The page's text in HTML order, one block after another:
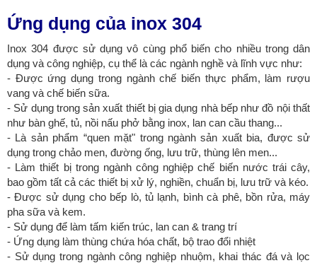
Ứng dụng của inox 304
Inox 304 được sử dụng vô cùng phổ biến cho nhiều trong dân
dụng và công nghiệp, cụ thể là các ngành nghề và lĩnh vực như:
- Được ứng dụng trong ngành chế biến thực phẩm, làm rượu
vang và chế biến sữa.
- Sử dụng trong sản xuất thiết bị gia dụng nhà bếp như đồ nội thất
như bàn ghế, tủ, nồi nấu phở bằng inox, lan can cầu thang...
- Là sản phẩm “quen mặt" trong ngành sản xuất bia, được sử
dụng trong chảo men, đường ống, lưu trữ, thùng lên men...
- Làm thiết bị trong ngành công nghiệp chế biến nước trái cây,
bao gồm tất cả các thiết bị xử lý, nghiền, chuẩn bị, lưu trữ và kéo.
- Được sử dụng cho bếp lò, tủ lạnh, bình cà phê, bồn rửa, máy
pha sữa và kem.
- Sử dụng để làm tấm kiến trúc, lan can & trang trí
- Ứng dụng làm thùng chứa hóa chất, bộ trao đổi nhiệt
- Sử dụng trong ngành công nghiệp nhuộm, khai thác đá và lọc